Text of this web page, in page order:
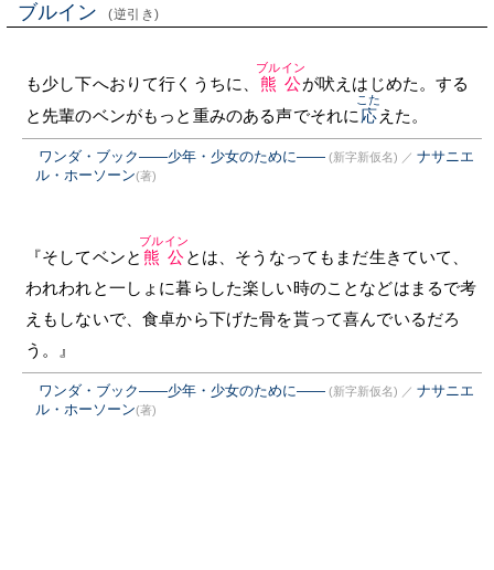
ブルイン (逆引き)
も少し下へおりて行くうちに、 熊公
ブルイン
が吠えはじめた。する
と先輩のベンがもっと重みのある声でそれに 応
こた
えた。
ワンダ・ブック――少年・少女のために―― (新字新仮名) ／ ナサニエ
ル・ホーソーン(著)
『そしてベンと 熊公
ブルイン
とは、そうなってもまだ生きていて、
われわれと一しょに暮らした楽しい時のことなどはまるで考
えもしないで、食卓から下げた骨を貰って喜んでいるだろ
う。』
ワンダ・ブック――少年・少女のために―― (新字新仮名) ／ ナサニエ
ル・ホーソーン(著)